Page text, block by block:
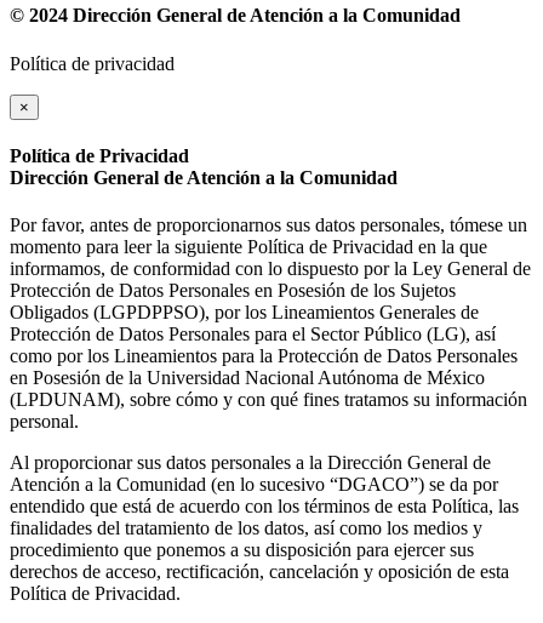
© 2024 Dirección General de Atención a la Comunidad
Política de privacidad
×
Política de Privacidad
Dirección General de Atención a la Comunidad
Por favor, antes de proporcionarnos sus datos personales, tómese un
momento para leer la siguiente Política de Privacidad en la que
informamos, de conformidad con lo dispuesto por la Ley General de
Protección de Datos Personales en Posesión de los Sujetos
Obligados (LGPDPPSO), por los Lineamientos Generales de
Protección de Datos Personales para el Sector Público (LG), así
como por los Lineamientos para la Protección de Datos Personales
en Posesión de la Universidad Nacional Autónoma de México
(LPDUNAM), sobre cómo y con qué fines tratamos su información
personal.
Al proporcionar sus datos personales a la Dirección General de
Atención a la Comunidad (en lo sucesivo “DGACO”) se da por
entendido que está de acuerdo con los términos de esta Política, las
finalidades del tratamiento de los datos, así como los medios y
procedimiento que ponemos a su disposición para ejercer sus
derechos de acceso, rectificación, cancelación y oposición de esta
Política de Privacidad.